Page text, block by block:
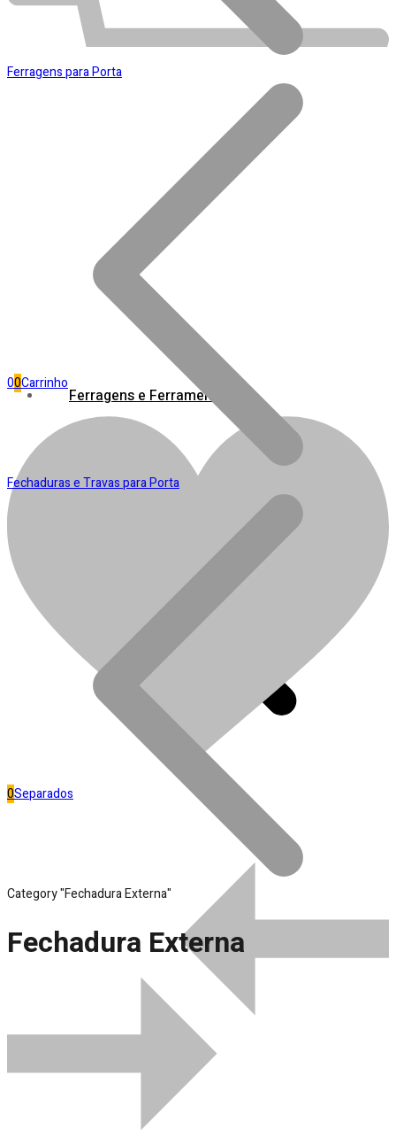
Automotivo
Bombas de água
Separados
Ferragens e Ferramentas
00Carrinho
0Separados
Ferragens para Porta
Fechaduras e Travas para Porta
Category "Fechadura Externa"
Fechadura Externa